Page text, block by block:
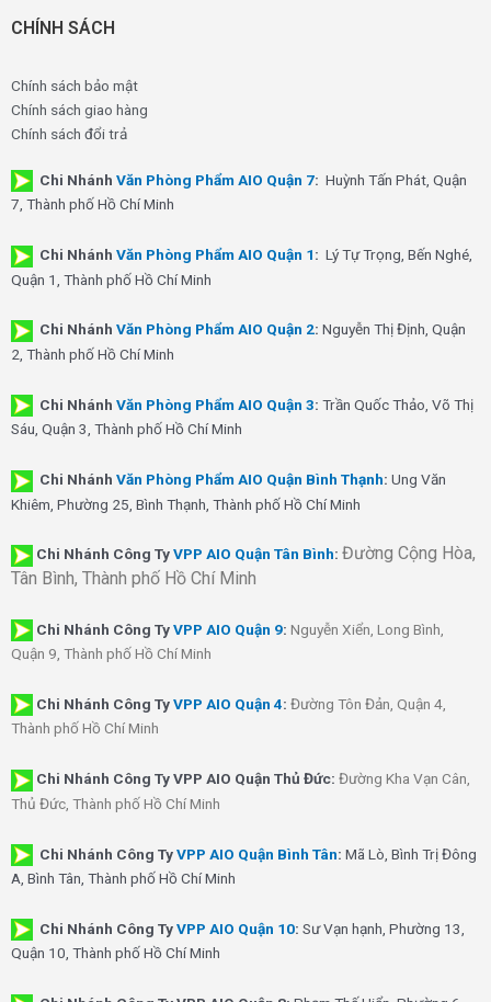
CHÍNH SÁCH
Chính sách bảo mật
Chính sách giao hàng
Chính sách đổi trả
Chi Nhánh Văn Phòng Phẩm AIO Quận 7: Huỳnh Tấn Phát, Quận
7, Thành phố Hồ Chí Minh
Chi Nhánh Văn Phòng Phẩm AIO Quận 1: Lý Tự Trọng, Bến Nghé,
Quận 1, Thành phố Hồ Chí Minh
Chi Nhánh Văn Phòng Phẩm AIO Quận 2: Nguyễn Thị Định, Quận
2, Thành phố Hồ Chí Minh
Chi Nhánh Văn Phòng Phẩm AIO Quận 3: Trần Quốc Thảo, Võ Thị
Sáu, Quận 3, Thành phố Hồ Chí Minh
Chi Nhánh Văn Phòng Phẩm AIO Quận Bình Thạnh: Ung Văn
Khiêm, Phường 25, Bình Thạnh, Thành phố Hồ Chí Minh
Chi Nhánh Công TyVPP AIO Quận Tân Bình: Đường Cộng Hòa,
Tân Bình, Thành phố Hồ Chí Minh
Chi Nhánh Công TyVPP AIO Quận 9: Nguyễn Xiển, Long Bình,
Quận 9, Thành phố Hồ Chí Minh
Chi Nhánh Công TyVPP AIO Quận 4: Đường Tôn Đản, Quận 4,
Thành phố Hồ Chí Minh
Chi Nhánh Công Ty VPP AIO Quận Thủ Đức: Đường Kha Vạn Cân,
Thủ Đức, Thành phố Hồ Chí Minh
Chi Nhánh Công TyVPP AIO Quận Bình Tân: Mã Lò, Bình Trị Đông
A, Bình Tân, Thành phố Hồ Chí Minh
Chi Nhánh Công TyVPP AIO Quận 10: Sư Vạn hạnh, Phường 13,
Quận 10, Thành phố Hồ Chí Minh